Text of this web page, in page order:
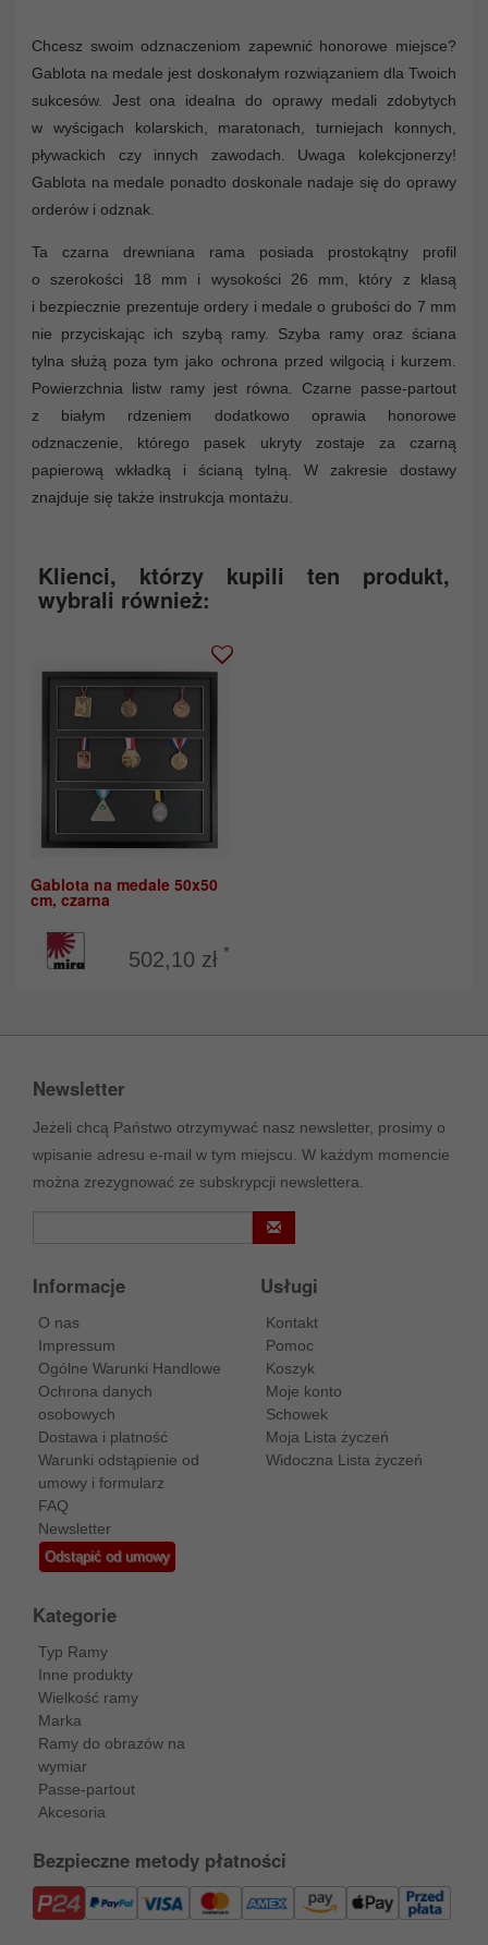
Chcesz swoim odznaczeniom zapewnić honorowe miejsce?
Gablota na medale jest doskonałym rozwiązaniem dla Twoich
sukcesów. Jest ona idealna do oprawy medali zdobytych
w wyścigach kolarskich, maratonach, turniejach konnych,
pływackich czy innych zawodach. Uwaga kolekcjonerzy!
Gablota na medale ponadto doskonale nadaje się do oprawy
orderów i odznak.
Ta czarna drewniana rama posiada prostokątny profil
o szerokości 18 mm i wysokości 26 mm, który z klasą
i bezpiecznie prezentuje ordery i medale o grubości do 7 mm
nie przyciskając ich szybą ramy. Szyba ramy oraz ściana
tylna służą poza tym jako ochrona przed wilgocią i kurzem.
Powierzchnia listw ramy jest równa. Czarne passe-partout
z białym rdzeniem dodatkowo oprawia honorowe
odznaczenie, którego pasek ukryty zostaje za czarną
papierową wkładką i ścianą tylną. W zakresie dostawy
znajduje się także instrukcja montażu.
Klienci, którzy kupili ten produkt,
wybrali również:
Gablota na medale 50x50
cm, czarna
502,10 zł *
Newsletter
Jeżeli chcą Państwo otrzymywać nasz newsletter, prosimy o
wpisanie adresu e-mail w tym miejscu. W każdym momencie
można zrezygnować ze subskrypcji newslettera.
Informacje
O nas
Impressum
Ogólne Warunki Handlowe
Ochrona danych
osobowych
Dostawa i platność
Warunki odstąpienie od
umowy i formularz
FAQ
Newsletter
Odstąpić od umowy
Usługi
Kontakt
Pomoc
Koszyk
Moje konto
Schowek
Moja Lista życzeń
Widoczna Lista życzeń
Kategorie
Typ Ramy
Inne produkty
Wielkość ramy
Marka
Ramy do obrazów na
wymiar
Passe-partout
Akcesoria
Bezpieczne metody płatności